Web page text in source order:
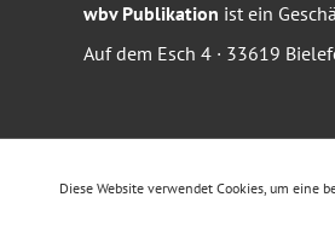
wbv Publikation ist ein
Auf dem Esch 4 · 33619
Diese Website verwendet Cookies, um eine